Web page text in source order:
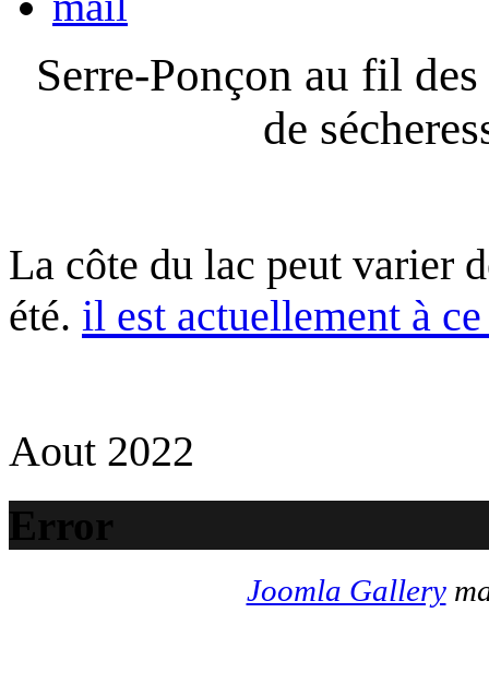
Serre-Ponçon au fil
de
La côte du lac peut varier
été. il est actuellement à
Aout 2022
Error
Joomla Gallery